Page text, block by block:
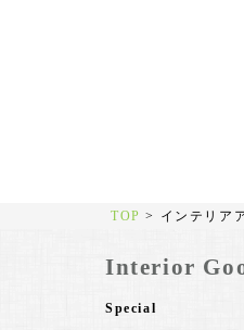
TOP > インテリア
Interior
Special